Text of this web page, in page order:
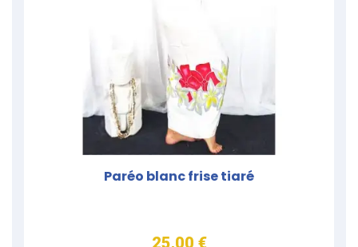
Paréo blanc frise tiaré